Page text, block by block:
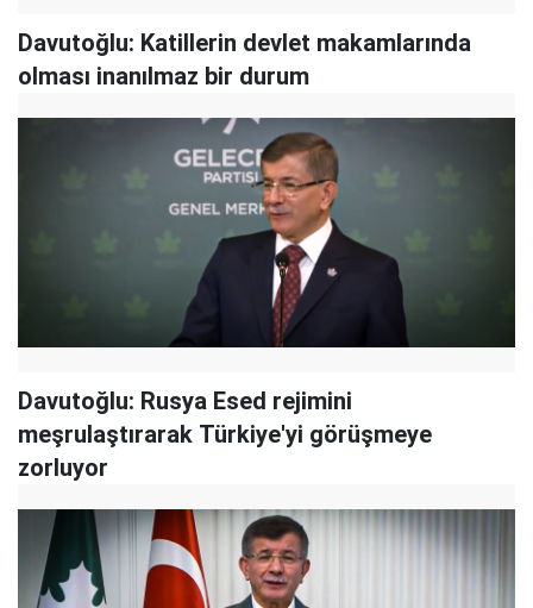
Davutoğlu: Katillerin devlet makamlarında
olması inanılmaz bir durum
Davutoğlu: Rusya Esed rejimini
meşrulaştırarak Türkiye'yi görüşmeye
zorluyor